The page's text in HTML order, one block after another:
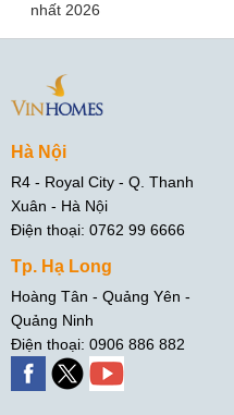
nhất 2026
Hà Nội
R4 - Royal City - Q. Thanh
Xuân - Hà Nội
Điện thoại: 0762 99 6666
Tp. Hạ Long
Hoàng Tân - Quảng Yên -
Quảng Ninh
Điện thoại: 0906 886 882